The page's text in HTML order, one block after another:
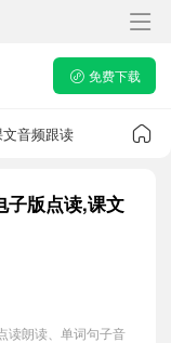
免费下载
音频跟读
子版点读,课文
读朗读、单词句子音